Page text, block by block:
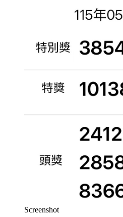
Screenshot